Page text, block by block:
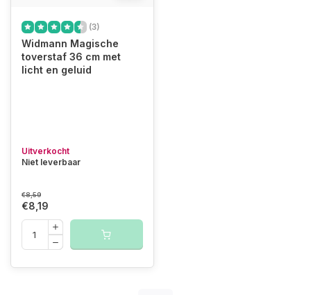
(3)
Widmann Magische
toverstaf 36 cm met
licht en geluid
Uitverkocht
Niet leverbaar
€8,59
€8,19